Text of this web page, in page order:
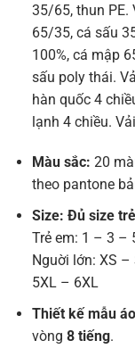
35/65, thun PE.
65/35, cá sấu
100%, cá mập
sấu poly thái.
hàn quốc 4
lạnh 4 chiều.
Màu sắc: 20
theo pantone
Size: Đủ size
Trẻ em: 1 – 3 –
Nguời lớn: XS
5XL – 6XL
Thiết kế mẫu
vòng 8 tiếng.